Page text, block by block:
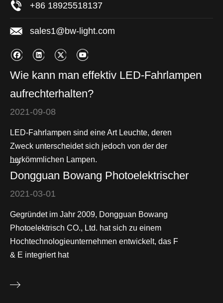
+86 18925518137
sales1@bw-light.com
Wie kann man effektiv LED-Fahrlampen
aufrechterhalten?
2021-09-08
LED-Fahrlampen sind eine Art Leuchte, deren
Zweck unterscheidet sich jedoch von der der
herkömmlichen Lampen.
Dongguan Bowang Photoelektrischer
2021-03-01
Gegründet im Jahr 2009, Dongguan Bowang
Photoelektrisch CO., Ltd. hat sich zu einem
Hochtechnologieunternehmen entwickelt, das F
& E integriert hat